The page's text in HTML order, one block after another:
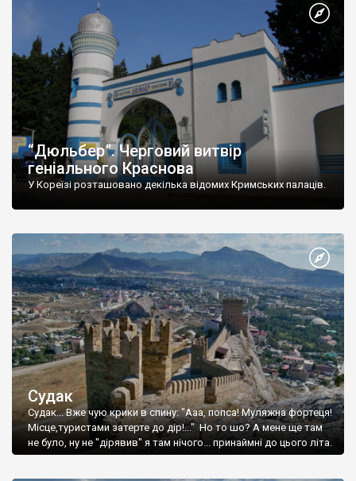
“Дюльбер”. Черговий витвір
геніального Краснова
У Кореїзі розташовано декілька відомих Кримських палаців.
Судак
Судак... Вже чую крики в спину: "Ааа, попса! Муляжна фортеця!
Місце,туристами затерте до дір!..." Но то шо? А мене ще там
не було, ну не "дірявив" я там нічого... принаймні до цього літа.